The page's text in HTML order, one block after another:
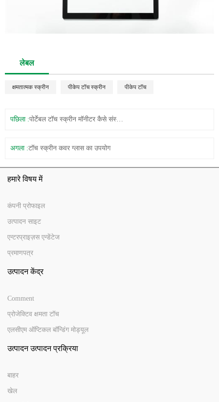
लेबल
क्षमतात्मक स्क्रीन पीकेप टॉच स्क्रीन पीकेप टॉच
पछिला : पोर्टेबल टॉच स्क्रीन मॉनीटर कैसे संस्थापित करना है?
अगला :टॉच स्क्रीन कवर ग्लास का उपयोग
हमारे विषय में
कंपनी प्रोफाइल
उत्पादन साइट
एन्टरप्राइज़स एन्डेंटेज
प्रमाणपत्र
उत्पादन केंद्र
Comment
प्रोजेक्टिव क्षमता टॉच
एलसीएम ऑप्टिकल बॉन्डिंग मोड्यूल
उत्पादन उत्पादन प्रक्रिया
बाहर
खेल